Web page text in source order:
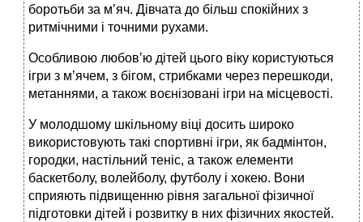
боротьби за м’яч. Дівчата до більш спокійних з
ритмічними і точними рухами.
Особливою любов’ю дітей цього віку користуються
ігри з м’ячем, з бігом, стрибками через перешкоди,
метаннями, а також воєнізовані ігри на місцевості.
У молодшому шкільному віці досить широко
використовують такі спортивні ігри, як бадмінтон,
городки, настільний теніс, а також елементи
баскетболу, волейболу, футболу і хокею. Вони
сприяють підвищенню рівня загальної фізичної
підготовки дітей і розвитку в них фізичних якостей.